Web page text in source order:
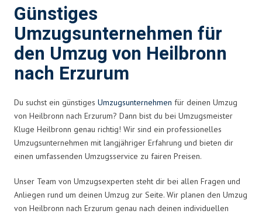
Günstiges
Umzugsunternehmen für
den Umzug von Heilbronn
nach Erzurum
Du suchst ein günstiges Umzugsunternehmen für deinen Umzug
von Heilbronn nach Erzurum? Dann bist du bei Umzugsmeister
Kluge Heilbronn genau richtig! Wir sind ein professionelles
Umzugsunternehmen mit langjähriger Erfahrung und bieten dir
einen umfassenden Umzugsservice zu fairen Preisen.
Unser Team von Umzugsexperten steht dir bei allen Fragen und
Anliegen rund um deinen Umzug zur Seite. Wir planen den Umzug
von Heilbronn nach Erzurum genau nach deinen individuellen